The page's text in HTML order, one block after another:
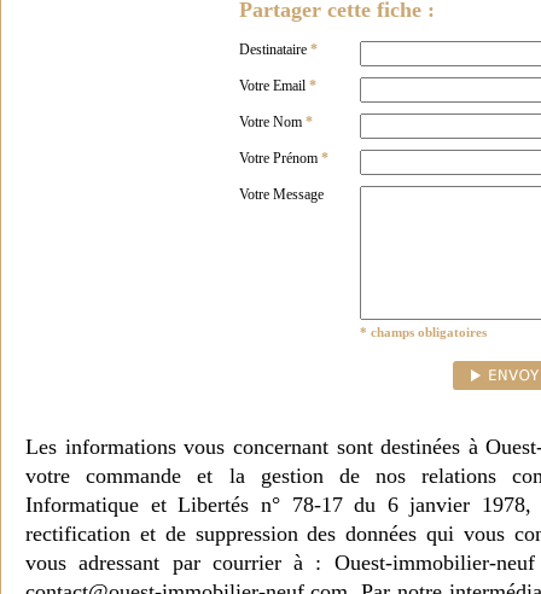
Partager cette fiche :
Destinataire *
Votre Email *
Votre Nom *
Votre Prénom *
Votre Message
* champs obligatoires
Les informations vous concernant sont destinées à
votre commande et la gestion de nos relations
Informatique et Libertés n° 78-17 du 6 janvier 1978,
rectification et de suppression des données qui vous
vous adressant par courrier à : Ouest-immobilier-